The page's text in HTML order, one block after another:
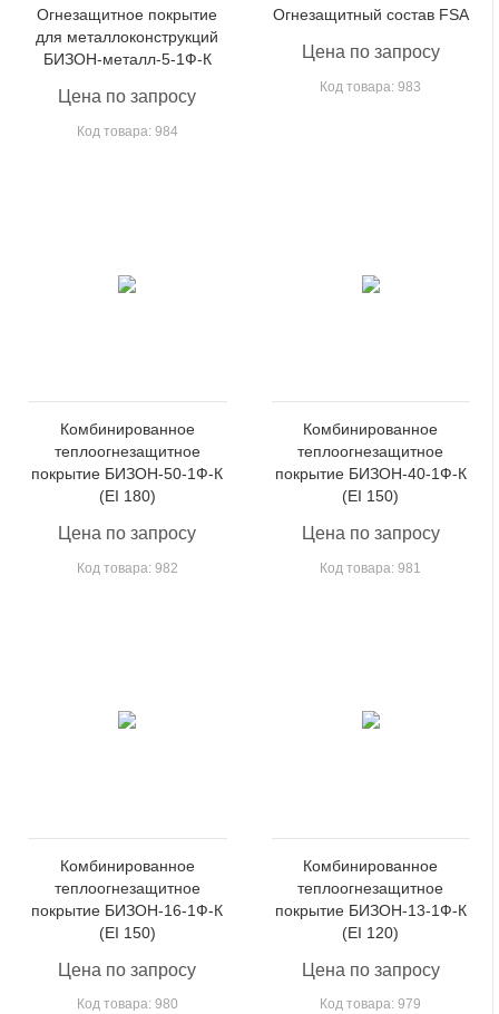
Огнезащитное покрытие
для металлоконструкций
БИЗОН-металл-5-1Ф-К
Цена по запросу
Код товара: 984
Огнезащитный состав FSA
Цена по запросу
Код товара: 983
Комбинированное
теплоогнезащитное
покрытие БИЗОН-50-1Ф-К
(EI 180)
Цена по запросу
Код товара: 982
Комбинированное
теплоогнезащитное
покрытие БИЗОН-40-1Ф-К
(EI 150)
Цена по запросу
Код товара: 981
Комбинированное
теплоогнезащитное
покрытие БИЗОН-16-1Ф-К
(EI 150)
Цена по запросу
Код товара: 980
Комбинированное
теплоогнезащитное
покрытие БИЗОН-13-1Ф-К
(EI 120)
Цена по запросу
Код товара: 979